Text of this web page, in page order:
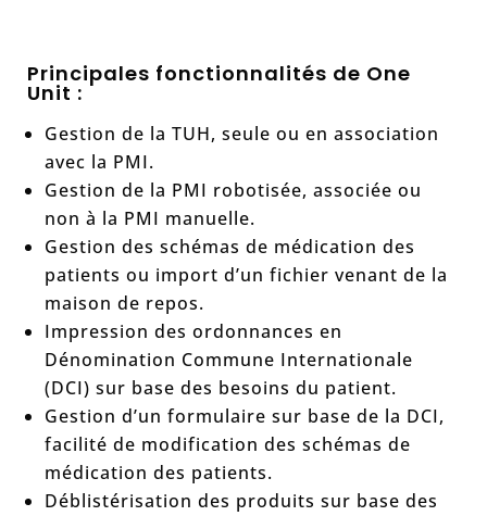
Principales fonctionnalités de One
Unit :
Gestion de la TUH, seule ou en association
avec la PMI.
Gestion de la PMI robotisée, associée ou
non à la PMI manuelle.
Gestion des schémas de médication des
patients ou import d’un fichier venant de la
maison de repos.
Impression des ordonnances en
Dénomination Commune Internationale
(DCI) sur base des besoins du patient.
Gestion d’un formulaire sur base de la DCI,
facilité de modification des schémas de
médication des patients.
Déblistérisation des produits sur base des